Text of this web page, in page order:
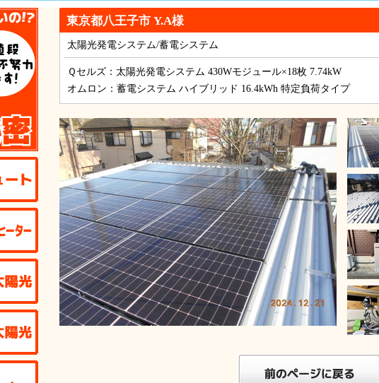
安さの秘密
エコキュート
IHクッキングヒーター
家庭用太陽光発電
産業用太陽光発電
東京都八王子市 Y.A様
太陽光発電システム/蓄電システム
Ｑセルズ：太陽光発電システム 430Wモジュール×18枚 7.74kW
オムロン：蓄電システム ハイブリッド 16.4kWh 特定負荷タイプ